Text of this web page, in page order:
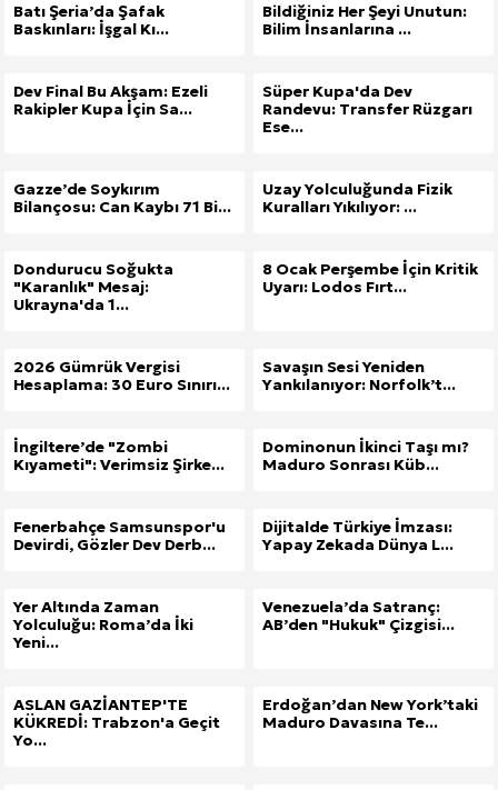
Batı Şeria’da Şafak
Baskınları: İşgal Kı...
Bildiğiniz Her Şeyi Unutun:
Bilim İnsanlarına ...
Dev Final Bu Akşam: Ezeli
Rakipler Kupa İçin Sa...
Süper Kupa'da Dev
Randevu: Transfer Rüzgarı
Ese...
Gazze’de Soykırım
Bilançosu: Can Kaybı 71 Bi...
Uzay Yolculuğunda Fizik
Kuralları Yıkılıyor: ...
Dondurucu Soğukta
"Karanlık" Mesaj:
Ukrayna'da 1...
8 Ocak Perşembe İçin Kritik
Uyarı: Lodos Fırt...
2026 Gümrük Vergisi
Hesaplama: 30 Euro Sınırı...
Savaşın Sesi Yeniden
Yankılanıyor: Norfolk’t...
İngiltere’de "Zombi
Kıyameti": Verimsiz Şirke...
Dominonun İkinci Taşı mı?
Maduro Sonrası Küb...
Fenerbahçe Samsunspor'u
Devirdi, Gözler Dev Derb...
Dijitalde Türkiye İmzası:
Yapay Zekada Dünya L...
Yer Altında Zaman
Yolculuğu: Roma’da İki
Yeni...
Venezuela’da Satranç:
AB’den "Hukuk" Çizgisi...
ASLAN GAZİANTEP'TE
KÜKREDİ: Trabzon'a Geçit
Yo...
Erdoğan’dan New York’taki
Maduro Davasına Te...
Kuzu Fileto Seçimi ve Pişirme Önerileri: Yumuşak
Dar Tavanlı Alanlar İçin Oval Hava Kanalı Avantajları